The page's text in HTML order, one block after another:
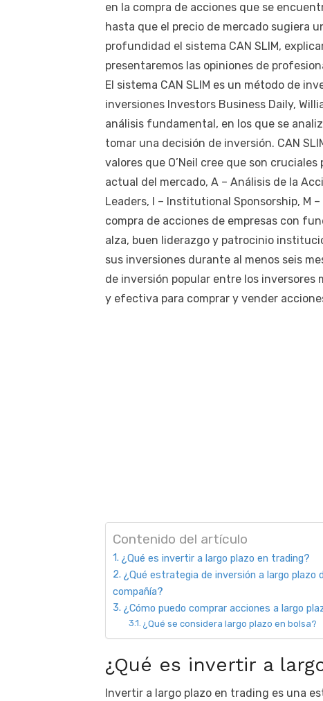
en la compra de acciones que se
hasta que el precio de mercado sugiera
profundidad el sistema CAN SLIM,
presentaremos las opiniones de
El sistema CAN SLIM es un método de
inversiones Investors Business Daily,
análisis fundamental, en los que se
tomar una decisión de inversión. CAN
valores que O’Neil cree que son
actual del mercado, A – Análisis de la
Leaders, I – Institutional Sponsorship, M
compra de acciones de empresas con
alza, buen liderazgo y patrocinio
sus inversiones durante al menos seis
de inversión popular entre los
y efectiva para comprar y vender
Contenido del artículo
¿Qué es invertir a largo plazo en trading?
¿Qué estrategia de inversión a largo plazo
compañía?
¿Cómo puedo comprar acciones a largo
¿Qué se considera largo plazo en bolsa?
¿Qué es invertir a
Invertir a largo plazo en trading es una